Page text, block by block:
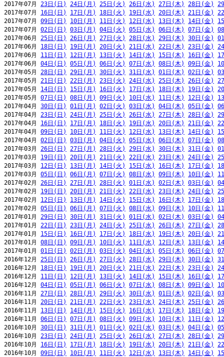
2017年07月 23日(日) 24日(月) 25日(火) 26日(水) 27日(木) 28日(金)
2017年07月 16日(日) 17日(月) 18日(火) 19日(水) 20日(木) 21日(金)
2017年07月 09日(日) 10日(月) 11日(火) 12日(水) 13日(木) 14日(金)
2017年07月 02日(日) 03日(月) 04日(火) 05日(水) 06日(木) 07日(金)
2017年06月 25日(日) 26日(月) 27日(火) 28日(水) 29日(木) 30日(金)
2017年06月 18日(日) 19日(月) 20日(火) 21日(水) 22日(木) 23日(金)
2017年06月 11日(日) 12日(月) 13日(火) 14日(水) 15日(木) 16日(金)
2017年06月 04日(日) 05日(月) 06日(火) 07日(水) 08日(木) 09日(金)
2017年05月 28日(日) 29日(月) 30日(火) 31日(水) 01日(木) 02日(金)
2017年05月 21日(日) 22日(月) 23日(火) 24日(水) 25日(木) 26日(金)
2017年05月 14日(日) 15日(月) 16日(火) 17日(水) 18日(木) 19日(金)
2017年05月 07日(日) 08日(月) 09日(火) 10日(水) 11日(木) 12日(金)
2017年04月 30日(日) 01日(月) 02日(火) 03日(水) 04日(木) 05日(金)
2017年04月 23日(日) 24日(月) 25日(火) 26日(水) 27日(木) 28日(金)
2017年04月 16日(日) 17日(月) 18日(火) 19日(水) 20日(木) 21日(金)
2017年04月 09日(日) 10日(月) 11日(火) 12日(水) 13日(木) 14日(金)
2017年04月 02日(日) 03日(月) 04日(火) 05日(水) 06日(木) 07日(金)
2017年03月 26日(日) 27日(月) 28日(火) 29日(水) 30日(木) 31日(金)
2017年03月 19日(日) 20日(月) 21日(火) 22日(水) 23日(木) 24日(金)
2017年03月 12日(日) 13日(月) 14日(火) 15日(水) 16日(木) 17日(金)
2017年03月 05日(日) 06日(月) 07日(火) 08日(水) 09日(木) 10日(金)
2017年02月 26日(日) 27日(月) 28日(火) 01日(水) 02日(木) 03日(金)
2017年02月 19日(日) 20日(月) 21日(火) 22日(水) 23日(木) 24日(金)
2017年02月 12日(日) 13日(月) 14日(火) 15日(水) 16日(木) 17日(金)
2017年02月 05日(日) 06日(月) 07日(火) 08日(水) 09日(木) 10日(金)
2017年01月 29日(日) 30日(月) 31日(火) 01日(水) 02日(木) 03日(金)
2017年01月 22日(日) 23日(月) 24日(火) 25日(水) 26日(木) 27日(金)
2017年01月 15日(日) 16日(月) 17日(火) 18日(水) 19日(木) 20日(金)
2017年01月 08日(日) 09日(月) 10日(火) 11日(水) 12日(木) 13日(金)
2017年01月 01日(日) 02日(月) 03日(火) 04日(水) 05日(木) 06日(金)
2016年12月 25日(日) 26日(月) 27日(火) 28日(水) 29日(木) 30日(金)
2016年12月 18日(日) 19日(月) 20日(火) 21日(水) 22日(木) 23日(金)
2016年12月 11日(日) 12日(月) 13日(火) 14日(水) 15日(木) 16日(金)
2016年12月 04日(日) 05日(月) 06日(火) 07日(水) 08日(木) 09日(金)
2016年11月 27日(日) 28日(月) 29日(火) 30日(水) 01日(木) 02日(金)
2016年11月 20日(日) 21日(月) 22日(火) 23日(水) 24日(木) 25日(金)
2016年11月 13日(日) 14日(月) 15日(火) 16日(水) 17日(木) 18日(金)
2016年11月 06日(日) 07日(月) 08日(火) 09日(水) 10日(木) 11日(金)
2016年10月 30日(日) 31日(月) 01日(火) 02日(水) 03日(木) 04日(金)
2016年10月 23日(日) 24日(月) 25日(火) 26日(水) 27日(木) 28日(金)
2016年10月 16日(日) 17日(月) 18日(火) 19日(水) 20日(木) 21日(金)
2016年10月 09日(日) 10日(月) 11日(火) 12日(水) 13日(木) 14日(金)